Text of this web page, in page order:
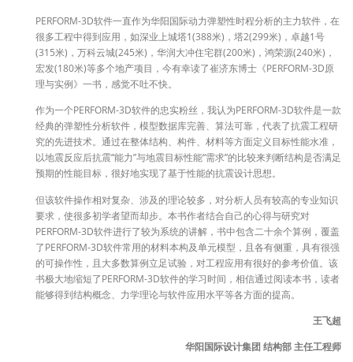
PERFORM-3D软件一直作为华阳国际动力弹塑性时程分析的主力软件，在
很多工程中得到应用，如深业上城塔1(388米)，塔2(299米)，卓越1号
(315米)，万科云城(245米)，华润大冲住宅群(200米)，鸿荣源(240米)，
宏发(180米)等多个地产项目，今有幸读了崔济东博士《PERFORM-3D原
理与实例》一书，感觉不吐不快。
作为一个PERFORM-3D软件的忠实粉丝，我认为PERFORM-3D软件是一款
经典的弹塑性分析软件，模型数据库完善、算法可靠，代表了抗震工程研
究的先进技术。通过在整体结构、构件、材料等方面定义目标性能水准，
以地震反应后抗震“能力”与地震目标性能“需求”的比较来判断结构是否满足
预期的性能目标，很好地实现了基于性能的抗震设计思想。
但该软件操作相对复杂、涉及的理论较多，对分析人员有较高的专业知识
要求，使很多初学者望而却步。本书作者结合自己的心得与研究对
PERFORM-3D软件进行了较为系统的讲解，书中包含二十余个算例，覆盖
了PERFORM-3D软件常用的材料本构及单元模型，且各有侧重，具有很强
的可操作性，且大多数算例立足试验，对工程应用有很好的参考价值。该
书极大地缩短了PERFORM-3D软件的学习时间，相信通过阅读本书，读者
能够得到结构概念、力学理论与软件应用水平等各方面的提高。
王飞超
华阳国际设计集团 结构部 主任工程师